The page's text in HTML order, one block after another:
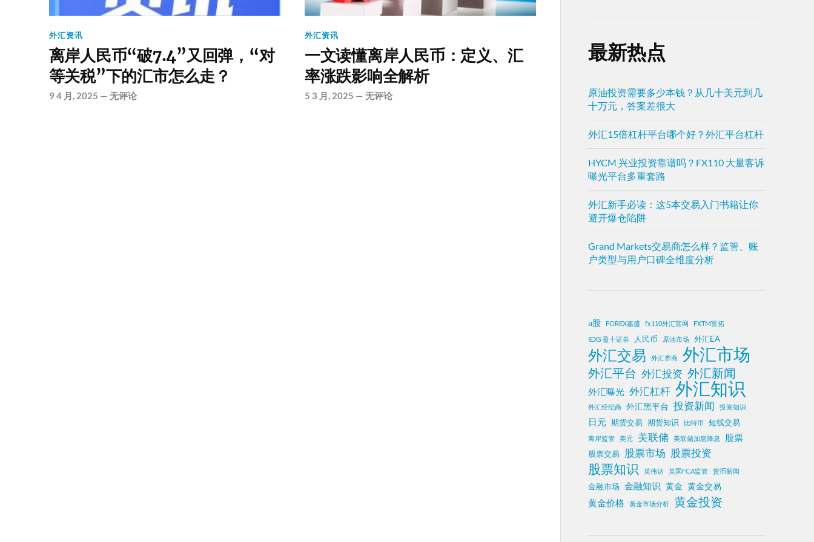
外汇资讯
离岸人民币“破7.4”又回弹，“对
等关税”下的汇市怎么走？
9 4 月, 2025 — 无评论
外汇资讯
一文读懂离岸人民币：定义、汇
率涨跌影响全解析
5 3 月, 2025 — 无评论
最新热点
原油投资需要多少本钱？从几十美元到几
十万元，答案差很大
外汇15倍杠杆平台哪个好？外汇平台杠杆
HYCM 兴业投资靠谱吗？FX110 大量客诉
曝光平台多重套路
外汇新手必读：这5本交易入门书籍让你
避开爆仓陷阱
Grand Markets交易商怎么样？监管、账
户类型与用户口碑全维度分析
a股 FOREX嘉盛 fx110外汇官网
FXTM富拓
IEXS 盈十证券
人民币 原油市场 外汇EA
外汇交易 外汇券商 外汇市场
外汇平台 外汇投资 外汇新闻
外汇曝光 外汇杠杆 外汇知识
外汇经纪商 外汇黑平台 投资新闻 投资知识
日元 期货交易 期货知识 比特币 短线交易
离岸监管 美元 美联储 美联储加息降息 股票
股票交易 股票市场 股票投资
股票知识 英伟达 英国FCA监管 货币新闻
金融市场 金融知识 黄金 黄金交易
黄金价格 黄金市场分析 黄金投资